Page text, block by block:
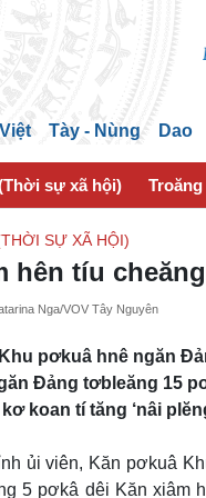
Việt Tày - Nùng Dao
sự xã hội)
SỰ XÃ HỘI)
hên tíu
Nga/VOV Tây Nguyên
pơkuâ hnê ngăn
Đảng tơbleăng 15
koan tí tăng ‘nâi
ủi viên, Kăn pơkuâ
5 pơkâ dêi Kăn xiâm